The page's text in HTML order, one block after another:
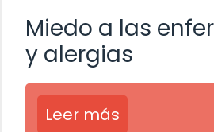
Miedo a las
y alergias
Leer más